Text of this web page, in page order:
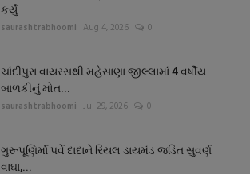
કર્યું
saurashtrabhoomi Aug 4, 2026 0
ચાંદીપુરા વાયરસથી મહેસાણા જીલ્લામાં 4 વર્ષીય
બાળકીનું મોત...
saurashtrabhoomi Jul 29, 2026 0
ગુરૂપૂણિર્માં પર્વે દાદાને રિયલ ડાયમંડ જડિત સુવર્ણ
વાઘા,...